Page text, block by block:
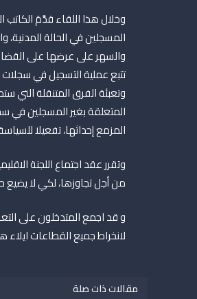
وخلال هذا اللقاء قدَّمَ الكاتب
المسجلين في الحالة المدنية،
والسهر على عرضها على
تتبع عملية التسجيل في سجلات
وتعبئة الفرق المتنقلة التي
المتعلقة بغير المسجلين في
المزمع إحداثها، تفعيلا
وتقرر عقد اجتماع اللجنة
من أجل تجاوزها، لكي لا
و قد اجمع المتدخلون على
لانخراط جميع القطاعات
مقالات ذات صلة